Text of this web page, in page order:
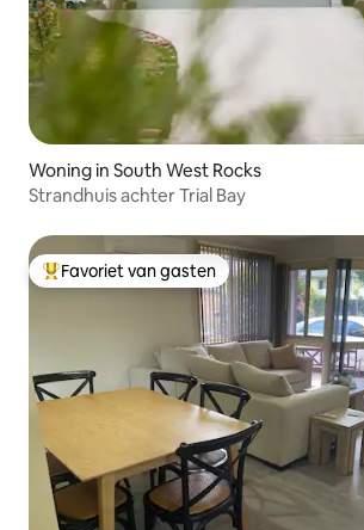
Woning in South West Rocks
Strandhuis achter Trial Bay
Topfavoriet van gasten
Favoriet van gasten